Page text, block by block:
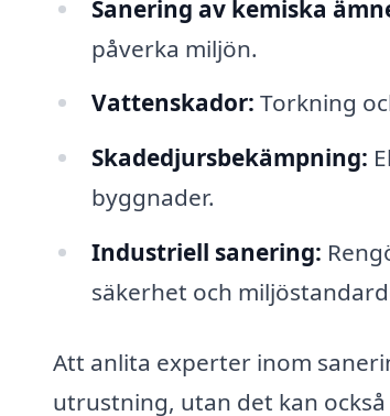
Sanering av kemiska
påverka miljön.
Vattenskador: Torkning
Skadedjursbekämpning:
byggnader.
Industriell sanering:
säkerhet och
Att anlita experter inom
utrustning, utan det kan